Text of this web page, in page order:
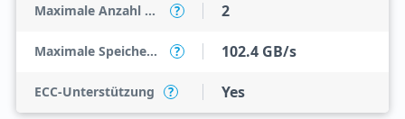
Maximale Anzahl an Speicherkanälen ? 2
Maximale Speicherbandbreite ? 102.4 GB/s
ECC-Unterstützung ? Yes